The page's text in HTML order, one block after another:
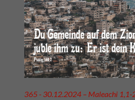
365 - 30.12.2024 – Maleachi